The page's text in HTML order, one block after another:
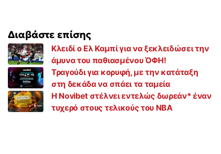
Διαβάστε επίσης
Κλειδί ο Ελ Καμπί για να ξεκλειδώσει την
άμυνα του παθιασμένου ΌΦΗ!
Τραγούδι για κορυφή, με την κατάταξη
στη δεκάδα να σπάει τα ταμεία
Η Novibet στέλνει εντελώς δωρεάν* έναν
τυχερό στους τελικούς του ΝΒΑ